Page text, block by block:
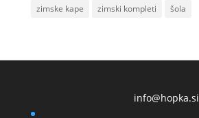
zimske kape
zimski kompleti šola
info@hopka.si